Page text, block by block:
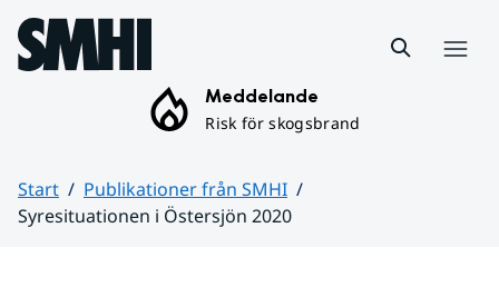
Hoppa till sidans innehåll
Meddelande
Risk för skogsbrand
Start
Publikationer från SMHI
Syresituationen i Östersjön 2020